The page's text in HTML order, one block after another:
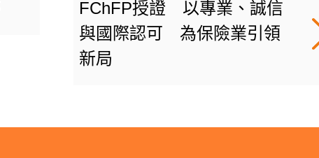
FChFP授證 以專業、誠信
與國際認可 為保險業引領
新局